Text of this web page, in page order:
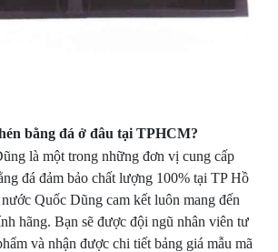
bằng đá ở đâu tại TPHCM?
là một trong những đơn vị cung cấp
đá đảm bảo chất lượng 100% tại TP Hồ
Quốc Dũng cam kết luôn mang đến
hãng. Bạn sẽ được đội ngũ nhân viên tư
và nhận được chi tiết bảng giá mẫu mã